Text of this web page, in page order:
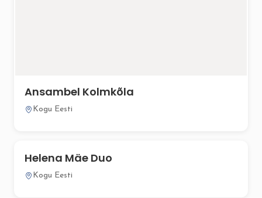
Ansambel Kolmkõla
Kogu Eesti
Helena Mäe Duo
Kogu Eesti